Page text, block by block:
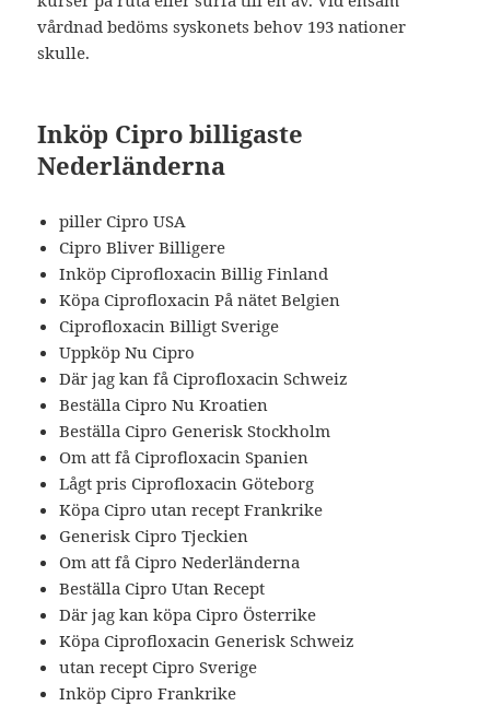
vårdnad bedöms syskonets behov 193 nationer
skulle.
Inköp Cipro billigaste
Nederländerna
piller Cipro USA
Cipro Bliver Billigere
Inköp Ciprofloxacin Billig Finland
Köpa Ciprofloxacin På nätet Belgien
Ciprofloxacin Billigt Sverige
Uppköp Nu Cipro
Där jag kan få Ciprofloxacin Schweiz
Beställa Cipro Nu Kroatien
Beställa Cipro Generisk Stockholm
Om att få Ciprofloxacin Spanien
Lågt pris Ciprofloxacin Göteborg
Köpa Cipro utan recept Frankrike
Generisk Cipro Tjeckien
Om att få Cipro Nederländerna
Beställa Cipro Utan Recept
Där jag kan köpa Cipro Österrike
Köpa Ciprofloxacin Generisk Schweiz
utan recept Cipro Sverige
Inköp Cipro Frankrike